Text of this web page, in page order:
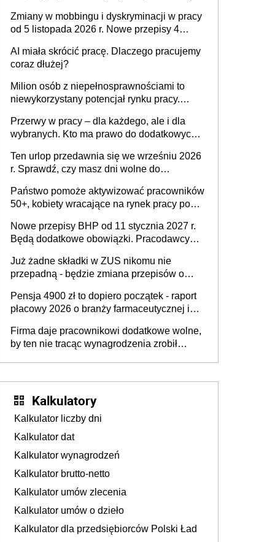
Zmiany w mobbingu i dyskryminacji w pracy
od 5 listopada 2026 r. Nowe przepisy 4
Ustaw
AI miała skrócić pracę. Dlaczego pracujemy
coraz dłużej?
Milion osób z niepełnosprawnościami to
niewykorzystany potencjał rynku pracy.
dofinansowań czy refundacji, ale bariery po
stronie systemu i świadomości
pracodawców [WYWIAD]
Przerwy w pracy – dla każdego, ale i dla
wybranych. Kto ma prawo do dodatkowych
Ten urlop przedawnia się we wrześniu 2026
r. Sprawdź, czy masz dni wolne do
Państwo pomoże aktywizować pracowników
50+, kobiety wracające na rynek pracy po
osoby neuroatypowe. Powstanie Fundusz
na rzecz Inkluzywności w Zatrudnianiu?
Nowe przepisy BHP od 11 stycznia 2027 r.
Będą dodatkowe obowiązki. Pracodawcy
Już żadne składki w ZUS nikomu nie
przepadną - będzie zmiana przepisów o
ubezpieczeniom społecznym
Pensja 4900 zł to dopiero początek - raport
płacowy 2026 o branży farmaceutycznej i
Firma daje pracownikowi dodatkowe wolne,
by ten nie tracąc wynagrodzenia zrobił
Kalkulatory
Kalkulator liczby dni
Kalkulator dat
Kalkulator wynagrodzeń
Kalkulator brutto-netto
Kalkulator umów zlecenia
Kalkulator umów o dzieło
Kalkulator dla przedsiębiorców Polski Ład